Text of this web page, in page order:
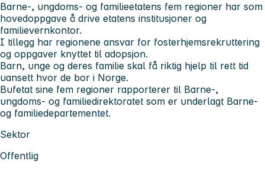
Barne-, ungdoms- og familieetatens fem regioner har som
hovedoppgave å drive etatens institusjoner og
familievernkontor.
I tillegg har regionene ansvar for fosterhjemsrekruttering
og oppgaver knyttet til adopsjon.
Barn, unge og deres familie skal få riktig hjelp til rett tid
uansett hvor de bor i Norge.
Bufetat sine fem regioner​ rapporterer til Barne-,
ungdoms- og familiedirektoratet som er underlagt Barne-
og familiedepartementet.
Sektor
Offentlig